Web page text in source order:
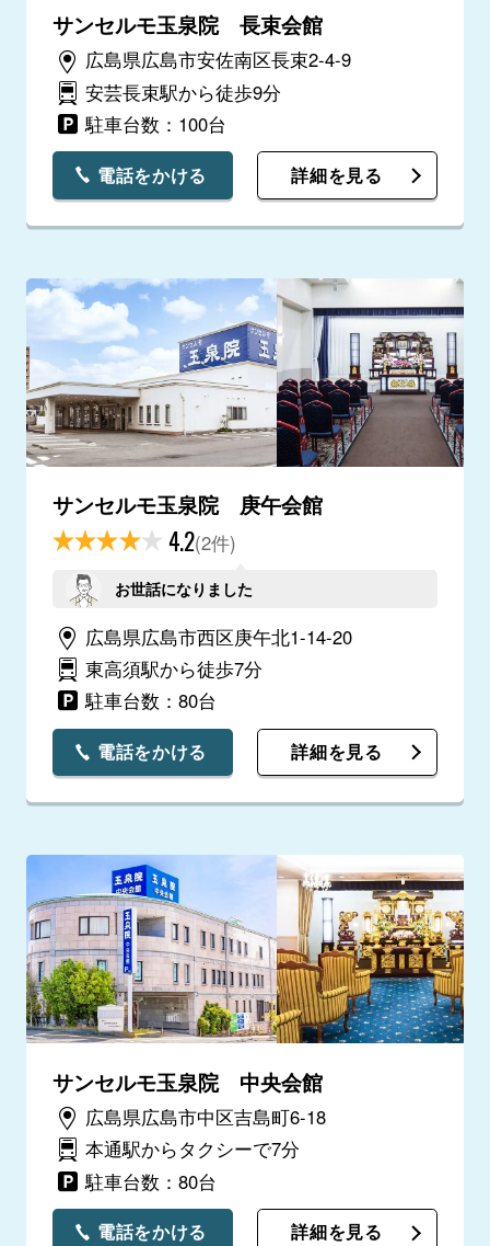
サンセルモ玉泉院 長束会館
広島県広島市安佐南区長束2-4-9
安芸長束駅から徒歩9分
駐車台数：100台
電話をかける 詳細を見る
サンセルモ玉泉院 庚午会館
4.2(2件)
お世話になりました
広島県広島市西区庚午北1-14-20
東高須駅から徒歩7分
駐車台数：80台
電話をかける 詳細を見る
サンセルモ玉泉院 中央会館
広島県広島市中区吉島町6-18
本通駅からタクシーで7分
駐車台数：80台
電話をかける 詳細を見る